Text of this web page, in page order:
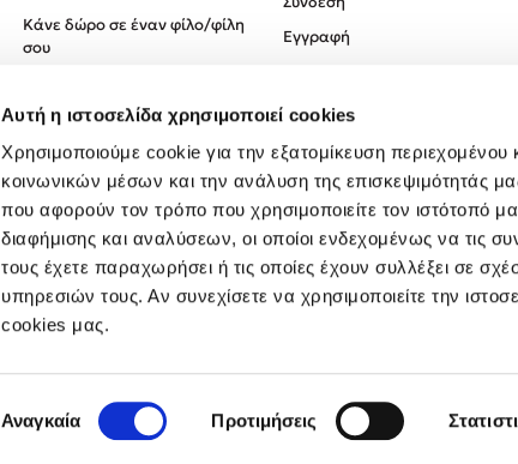
Αυτή η ιστοσελίδα χρησιμοποιεί cookies
Χρησιμοποιούμε cookie για την εξατομίκευση
κοινωνικών μέσων και την ανάλυση της επισκεψιμότητάς
που αφορούν τον τρόπο που χρησιμοποιείτε τον ιστότοπό
διαφήμισης και αναλύσεων, οι οποίοι ενδεχομένως να τις
τους έχετε παραχωρήσει ή τις οποίες έχουν συλλέξει σε
υπηρεσιών τους. Αν συνεχίσετε να χρησιμοποιείτε την
cookies μας.
συγκατάθεσης
Αναγκαία Προτιμήσεις
Κάνε δώρο σε έναν φίλο/φίλη
σου
Πολιτική Απορρήτου
Όροι χρήσης
Εγγραφή
Created